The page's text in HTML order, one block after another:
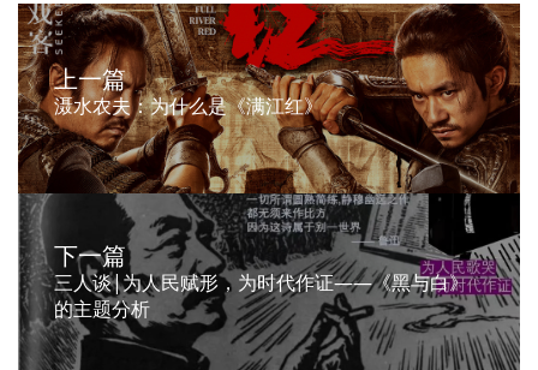
上一篇
滠水农夫：为什么是《满江红》
下一篇
三人谈|为人民赋形，为时代作证——《黑与白》
的主题分析